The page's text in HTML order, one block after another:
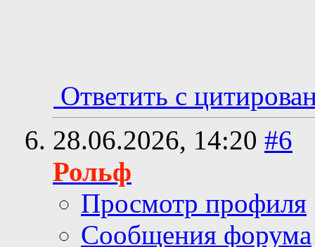
Ответить с
28.06.2026, 14:20 #6
Рольф
Просмотр профиля
Сообщения форума